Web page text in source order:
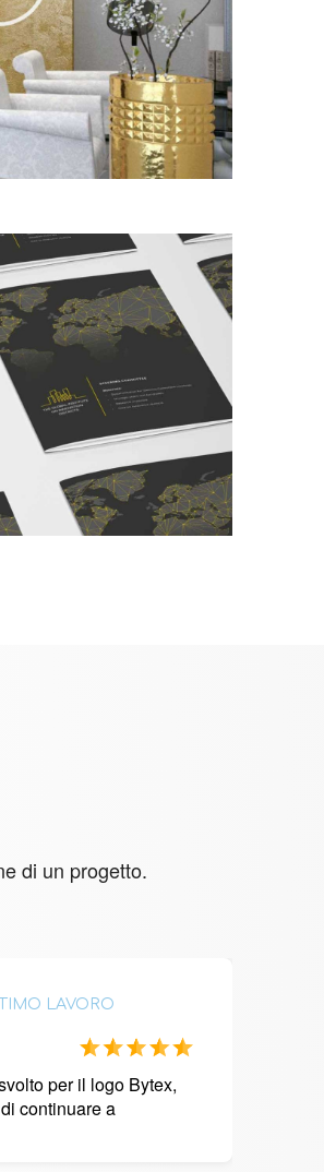
di un progetto.
LAVORO
per il logo Bytex,
continuare a